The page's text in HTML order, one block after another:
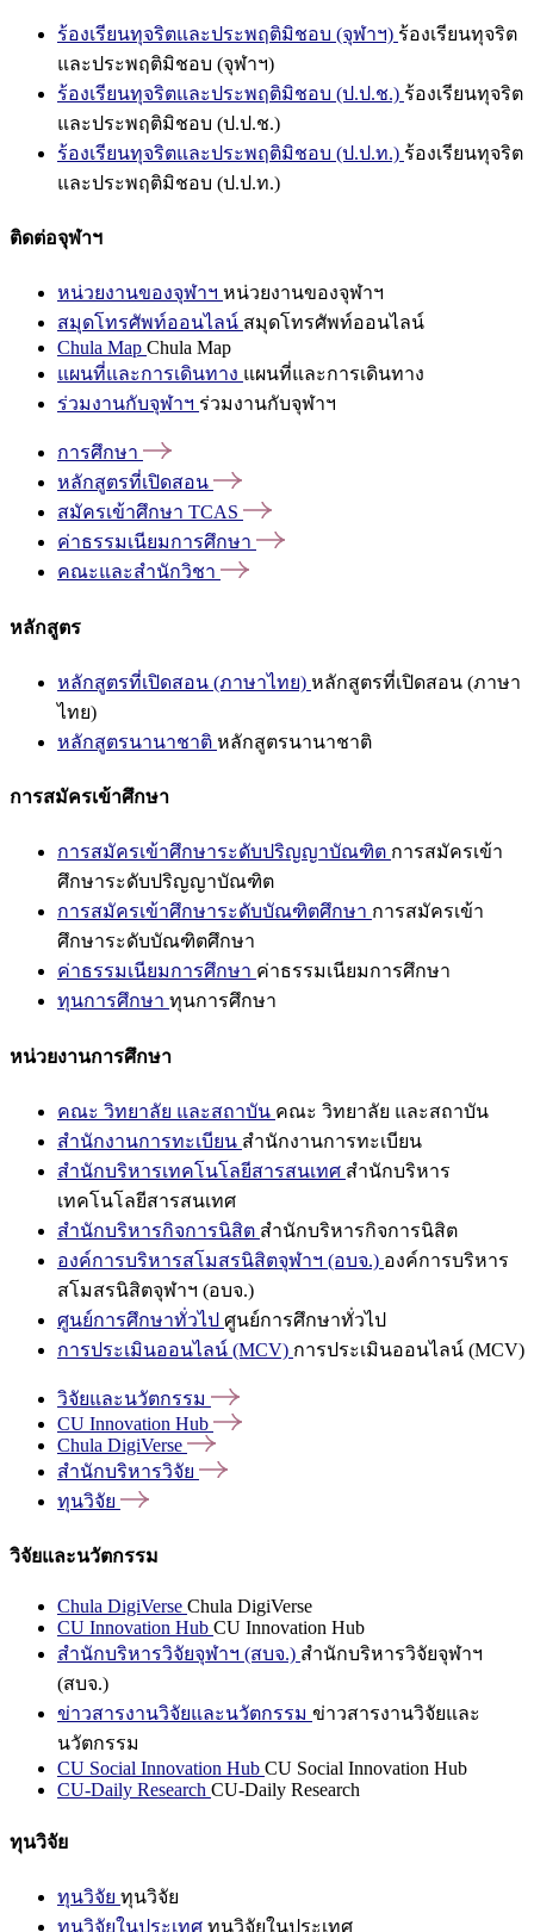
ร้องเรียนทุจริตและประพฤติมิชอบ (จุฬาฯ) ร้องเรียนทุจริต
และประพฤติมิชอบ (จุฬาฯ)
ร้องเรียนทุจริตและประพฤติมิชอบ (ป.ป.ช.) ร้องเรียนทุจริต
และประพฤติมิชอบ (ป.ป.ช.)
ร้องเรียนทุจริตและประพฤติมิชอบ (ป.ป.ท.) ร้องเรียนทุจริต
และประพฤติมิชอบ (ป.ป.ท.)
ติดต่อจุฬาฯ
หน่วยงานของจุฬาฯ หน่วยงานของจุฬาฯ
สมุดโทรศัพท์ออนไลน์ สมุดโทรศัพท์ออนไลน์
Chula Map Chula Map
แผนที่และการเดินทาง แผนที่และการเดินทาง
ร่วมงานกับจุฬาฯ ร่วมงานกับจุฬาฯ
การศึกษา
หลักสูตรที่เปิดสอน
สมัครเข้าศึกษา TCAS
ค่าธรรมเนียมการศึกษา
คณะและสำนักวิชา
หลักสูตร
หลักสูตรที่เปิดสอน (ภาษาไทย) หลักสูตรที่เปิดสอน (ภาษา
ไทย)
หลักสูตรนานาชาติ หลักสูตรนานาชาติ
การสมัครเข้าศึกษา
การสมัครเข้าศึกษาระดับปริญญาบัณฑิต การสมัครเข้า
ศึกษาระดับปริญญาบัณฑิต
การสมัครเข้าศึกษาระดับบัณฑิตศึกษา การสมัครเข้า
ศึกษาระดับบัณฑิตศึกษา
ค่าธรรมเนียมการศึกษา ค่าธรรมเนียมการศึกษา
ทุนการศึกษา ทุนการศึกษา
หน่วยงานการศึกษา
คณะ วิทยาลัย และสถาบัน คณะ วิทยาลัย และสถาบัน
สำนักงานการทะเบียน สำนักงานการทะเบียน
สำนักบริหารเทคโนโลยีสารสนเทศ สำนักบริหาร
เทคโนโลยีสารสนเทศ
สำนักบริหารกิจการนิสิต สำนักบริหารกิจการนิสิต
องค์การบริหารสโมสรนิสิตจุฬาฯ (อบจ.) องค์การบริหาร
สโมสรนิสิตจุฬาฯ (อบจ.)
ศูนย์การศึกษาทั่วไป ศูนย์การศึกษาทั่วไป
การประเมินออนไลน์ (MCV) การประเมินออนไลน์ (MCV)
วิจัยและนวัตกรรม
CU Innovation Hub
Chula DigiVerse
สำนักบริหารวิจัย
ทุนวิจัย
วิจัยและนวัตกรรม
Chula DigiVerse Chula DigiVerse
CU Innovation Hub CU Innovation Hub
สำนักบริหารวิจัยจุฬาฯ (สบจ.) สำนักบริหารวิจัยจุฬาฯ
(สบจ.)
ข่าวสารงานวิจัยและนวัตกรรม ข่าวสารงานวิจัยและ
นวัตกรรม
CU Social Innovation Hub CU Social Innovation Hub
CU-Daily Research CU-Daily Research
ทุนวิจัย
ทุนวิจัย ทุนวิจัย
ทุนวิจัยในประเทศ ทุนวิจัยในประเทศ